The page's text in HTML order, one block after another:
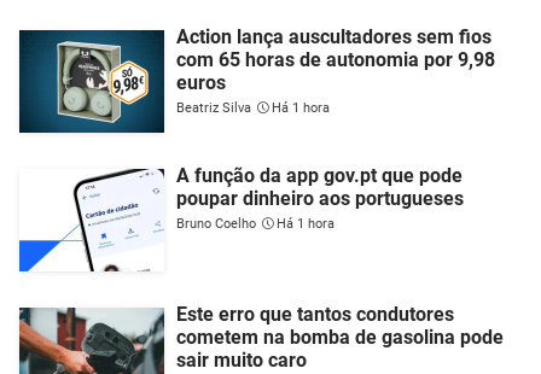
Action lança auscultadores sem fios
com 65 horas de autonomia por 9,98
euros
Beatriz Silva Há 1 hora
A função da app gov.pt que pode
poupar dinheiro aos portugueses
Bruno Coelho Há 1 hora
Este erro que tantos condutores
cometem na bomba de gasolina pode
sair muito caro